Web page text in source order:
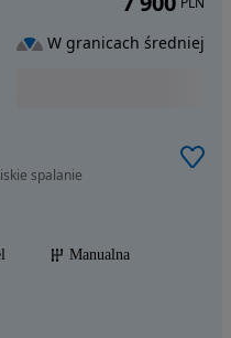
spalanie
Manualna
W granicach średniej